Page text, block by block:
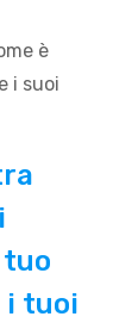
è
i suoi
i tuoi